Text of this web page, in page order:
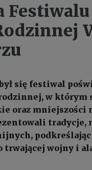
się festiwal
w którym
oraz mniejszości
tradycje,
trwającej wojny i